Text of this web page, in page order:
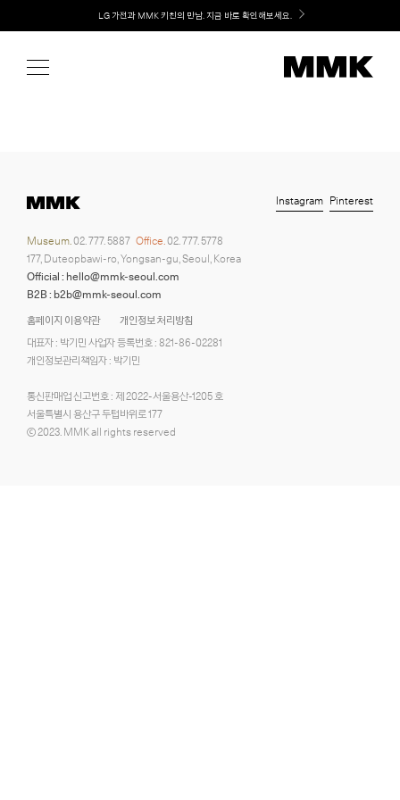
content
Welcome! 신규 가입 / 재로그인 시 MMK Shop Coupon (총 15만원) 쿠폰 지급
LG 가전과 MMK 키친의 만남. 지금 바로 확인해보세요.
홈페이지 이용약관
개인정보 처리방침
대표자 : 박기민 사업자 등록번호 : 821-86-02281
개인정보관리책임자 : 박기민
통신판매업 신고번호 : 제 2022-서울용산-1205 호
서울특별시 용산구 두텁바위로 177
ⓒ 2023. MMK all rights reserved
Museum.02. 777. 5887 Office.02. 777. 5778
177, Duteopbawi-ro, Yongsan-gu, Seoul, Korea
Official : hello@mmk-seoul.com
B2B : b2b@mmk-seoul.com
Instagram Pinterest